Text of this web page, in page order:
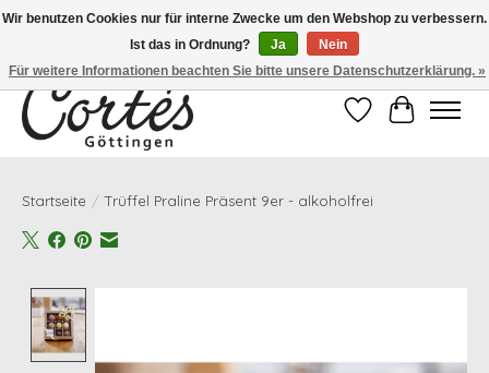
Eines der besten Cafés Deutschlands!
Wunschzettel
Ihr
Startseite / Trüffel Praline Präsent 9er - alkoholfrei
Wir benutzen Cookies nur für interne Zwecke um den Webshop zu verbessern.
Ist das in Ordnung?
Ja
Nein
Für weitere Informationen beachten Sie bitte unsere Datenschutzerklärung. »